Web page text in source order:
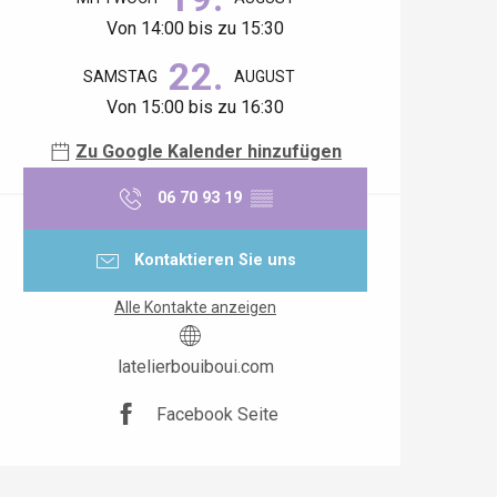
Von 14:00 bis zu 15:30
SAMSTAG 22. AUGUST
Von 15:00 bis zu 16:30
Zu Google Kalender hinzufügen
06 70 93 19 ▒▒
Kontaktieren Sie uns
Alle Kontakte anzeigen
latelierbouiboui.com
Facebook Seite